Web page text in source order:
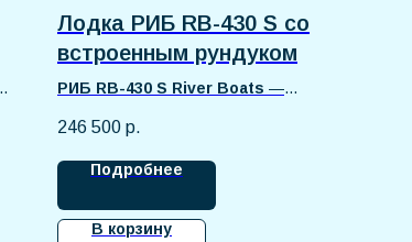
Лодка РИБ RB-430 S со
встроенным рундуком
РИБ RB-430 S River Boats —
см для рыбалки, охоты и активного
отдыха. Килевой корпус и
стеклопластиковое дно
обеспечивают устойчивость, хорошую
управляемость и комфорт на воде.
246 500 р.
Подробнее
В корзину